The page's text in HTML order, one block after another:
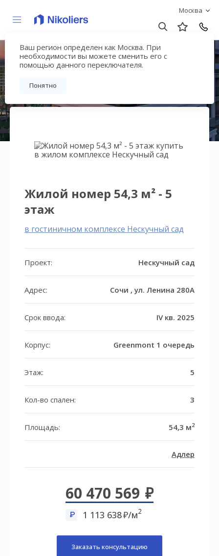
Москва
Ваш регион определен как Москва. При
необходимости вы можете сменить его с
помощью данного переключателя.
Понятно
Нескучный сад
Вернуться на страницу гостиничного
Жилой номер 54,3 м² - 5
этаж
в гостиничном комплексе Нескучный сад
Проект: Нескучный сад
Адрес: Сочи , ул. Ленина 280А
Срок ввода: IV кв. 2025
Корпус: Greenmont 1 очередь
Этаж: 5
Кол-во спален: 3
Площадь: 54,3 м2
Адлер
60 470 569
1 113 638 /м2
Заказать консультацию